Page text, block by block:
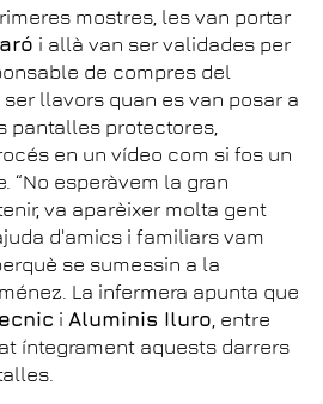
mostres, les van portar
i allà van ser validades per
de compres del
llavors quan es van posar a
pantalles protectores,
en un vídeo com si fos un
“No esperàvem la gran
va aparèixer molta gent
d'amics i familiars vam
se sumessin a la
La infermera apunta que
i Aluminis Iluro, entre
íntegrament aquests darrers